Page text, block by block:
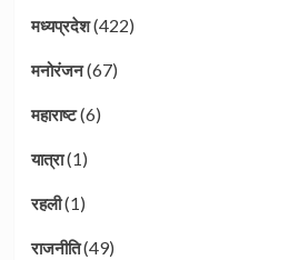
मध्यप्रदेश(422)
मनोरंजन(67)
महाराष्ट(6)
यात्रा(1)
रहली(1)
राजनीति(49)